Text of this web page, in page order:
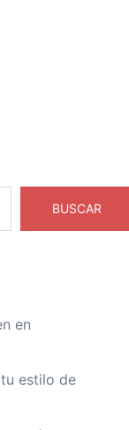
BUSCAR
en
estilo de